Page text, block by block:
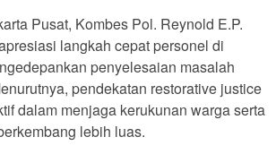
Pusat, Kombes Pol. Reynold E.P.
langkah cepat personel di
penyelesaian masalah
pendekatan restorative justice
dalam menjaga kerukunan warga serta
lebih luas.